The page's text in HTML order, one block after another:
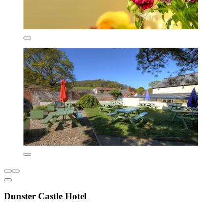
Dunster Castle Hotel